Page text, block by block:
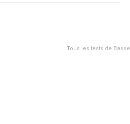
Tous les tests de Basse